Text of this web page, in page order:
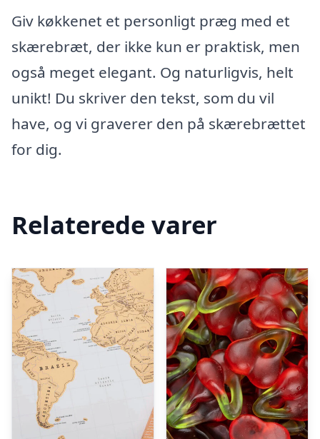
Giv køkkenet et personligt præg med et
skærebræt, der ikke kun er praktisk, men
også meget elegant. Og naturligvis, helt
unikt! Du skriver den tekst, som du vil
have, og vi graverer den på skærebrættet
for dig.
Relaterede varer